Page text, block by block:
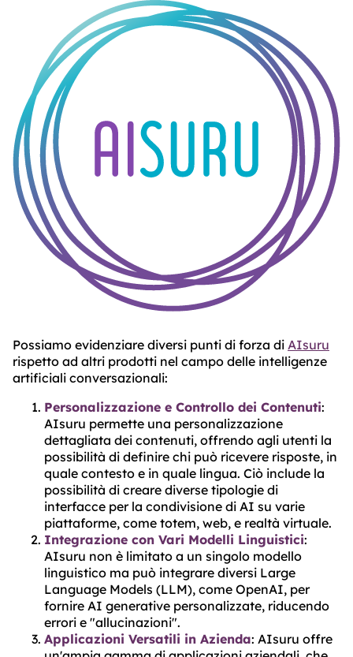
ABOUT
TRUST
CENTER
Possiamo evidenziare diversi punti di forza di AIsuru
rispetto ad altri prodotti nel campo delle intelligenze
artificiali conversazionali:
Personalizzazione e Controllo dei Contenuti:
AIsuru permette una personalizzazione
dettagliata dei contenuti, offrendo agli utenti la
possibilità di definire chi può ricevere risposte, in
quale contesto e in quale lingua. Ciò include la
possibilità di creare diverse tipologie di
interfacce per la condivisione di AI su varie
piattaforme, come totem, web, e realtà virtuale​​​​​​.
Integrazione con Vari Modelli Linguistici:
AIsuru non è limitato a un singolo modello
linguistico ma può integrare diversi Large
Language Models (LLM), come OpenAI, per
fornire AI generative personalizzate, riducendo
errori e "allucinazioni"​​​​​​.
Applicazioni Versatili in Azienda: AIsuru offre